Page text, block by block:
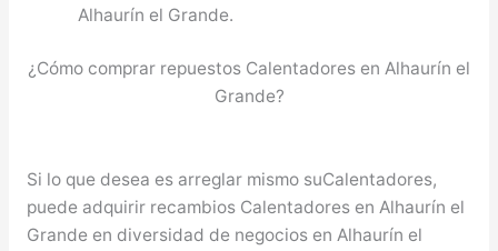
Alhaurín el Grande.
¿Cómo comprar repuestos Calentadores en Alhaurín el
Grande?
Si lo que desea es arreglar mismo suCalentadores,
puede adquirir recambios Calentadores en Alhaurín el
Grande en diversidad de negocios en Alhaurín el